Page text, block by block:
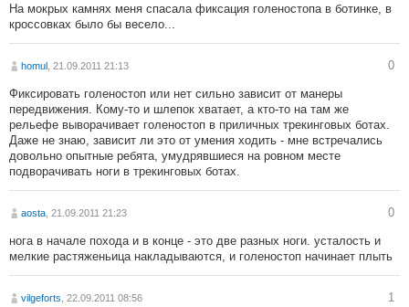
На мокрых камнях меня спасала фиксация голеностопа в ботинке, в
кроссовках было бы весело...
homul , 21.09.2011 21:13 0
Фиксировать голеностоп или нет сильно зависит от манеры
передвижения. Кому-то и шлепок хватает, а кто-то на там же
рельефе выворачивает голеностоп в приличных трекинговых ботах.
Даже не знаю, зависит ли это от умения ходить - мне встречались
довольно опытные ребята, умудрявшиеся на ровном месте
подворачивать ноги в трекинговых ботах.
aosta , 21.09.2011 21:23 0
нога в начале похода и в конце - это две разных ноги. усталость и
мелкие растяженьица накладываются, и голеностоп начинает плыть
vilgeforts , 22.09.2011 08:56 1